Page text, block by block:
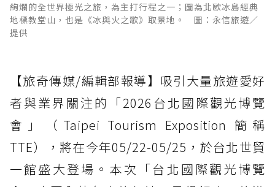
絢爛的全世界極光之旅，為主打行程之一；圖為北歐冰島經典
地標教堂山，也是《冰與火之歌》取景地。 圖：永信旅遊／
提供
【旅奇傳媒/編輯部報導】吸引大量旅遊愛好
者與業界關注的「2026台北國際觀光博覽
會」（Taipei Tourism Exposition 簡稱
TTE），將在今年05/22-05/25，於台北世貿
一館盛大登場。本次「台北國際觀光博覽